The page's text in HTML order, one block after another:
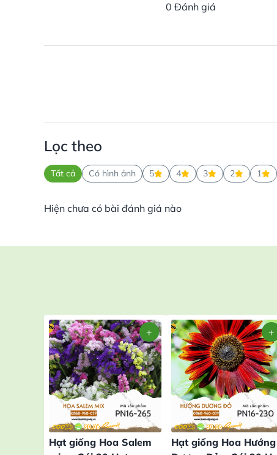
0 Đánh giá
Lọc theo
Tất cả Có hình ảnh 5 4 3 2 1
Hiện chưa có bài đánh giá nào
Hạt giống Hoa Salem
Hạt giống Hoa Hướng